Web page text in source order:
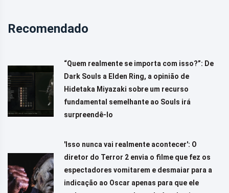
Recomendado
“Quem realmente se importa com isso?”: De
Dark Souls a Elden Ring, a opinião de
Hidetaka Miyazaki sobre um recurso
fundamental semelhante ao Souls irá
surpreendê-lo
'Isso nunca vai realmente acontecer': O
diretor do Terror 2 envia o filme que fez os
espectadores vomitarem e desmaiar para a
indicação ao Oscar apenas para que ele